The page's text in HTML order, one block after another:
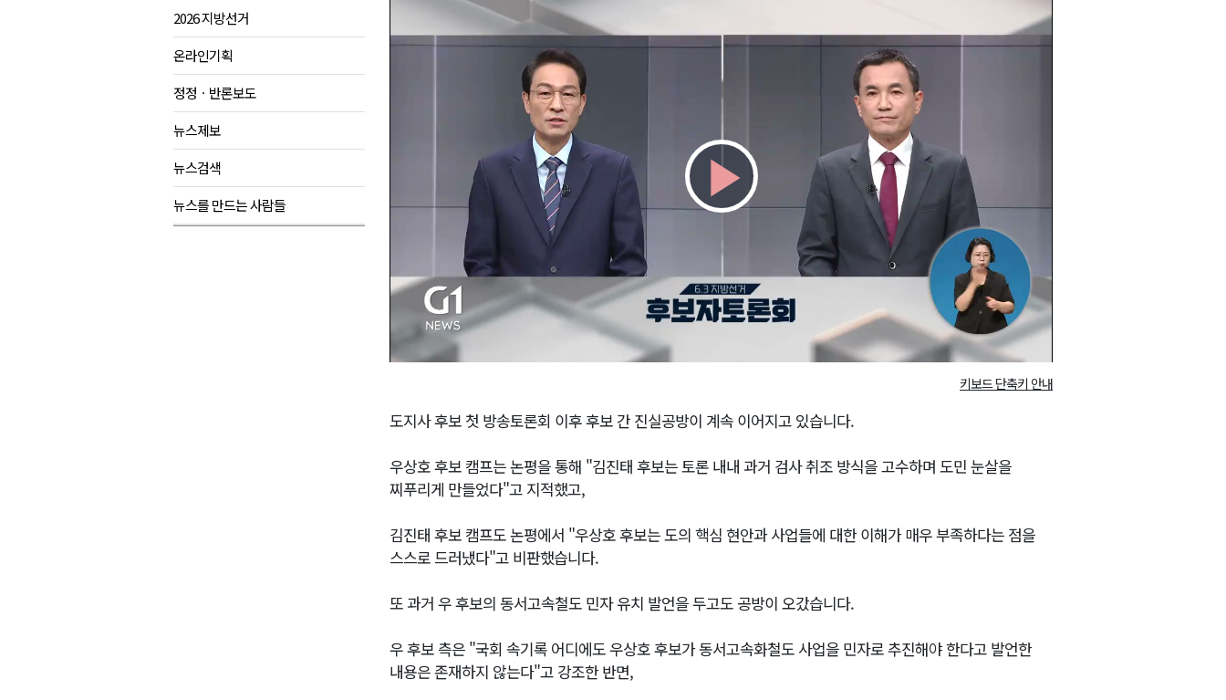
2026 지방선거
온라인기획
정정ㆍ반론보도
뉴스제보
뉴스검색
뉴스를 만드는 사람들
Play
Video
키보드 단축키 안내
도지사 후보 첫 방송토론회 이후 후보 간 진실공방이 계속 이어지고 있습니다.
우상호 후보 캠프는 논평을 통해 "김진태 후보는 토론 내내 과거 검사 취조 방식을 고수하며 도민 눈살을
찌푸리게 만들었다"고 지적했고,
김진태 후보 캠프도 논평에서 "우상호 후보는 도의 핵심 현안과 사업들에 대한 이해가 매우 부족하다는 점을
스스로 드러냈다"고 비판했습니다.
또 과거 우 후보의 동서고속철도 민자 유치 발언을 두고도 공방이 오갔습니다.
우 후보 측은 "국회 속기록 어디에도 우상호 후보가 동서고속화철도 사업을 민자로 추진해야 한다고 발언한
내용은 존재하지 않는다"고 강조한 반면,